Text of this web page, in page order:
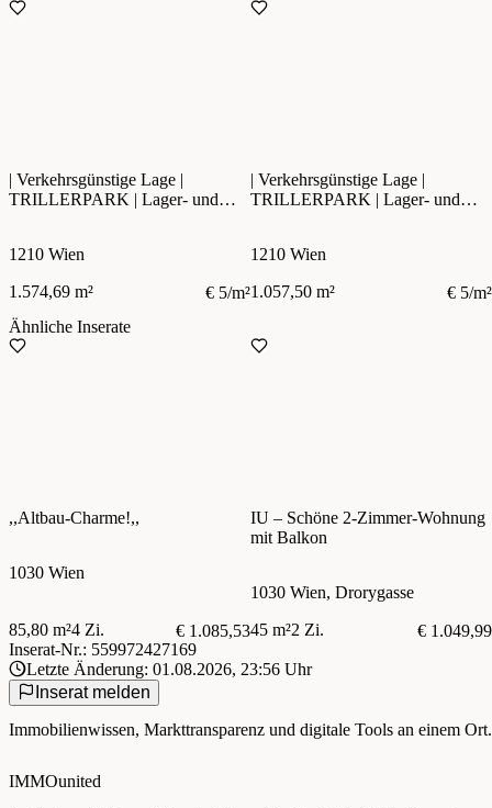
| Verkehrsgünstige Lage |
TRILLERPARK | Lager- und
1210 Wien
1.574,69 m²
€ 5/m²
| Verkehrsgünstige Lage |
TRILLERPARK | Lager- und
1210 Wien
1.057,50 m²
€ 5/m²
Ähnliche Inserate
,,Altbau-Charme!,,
1030 Wien
85,80 m²4 Zi. € 1.085,53
IU – Schöne 2-Zimmer-Wohnung
mit Balkon
1030 Wien, Drorygasse
45 m²2 Zi.
€ 1.049,99
Inserat-Nr.: 559972427169
Letzte Änderung: 01.08.2026, 23:56 Uhr
Inserat melden
Immobilienwissen, Markttransparenz und digitale Tools an einem Ort.
IMMOunited